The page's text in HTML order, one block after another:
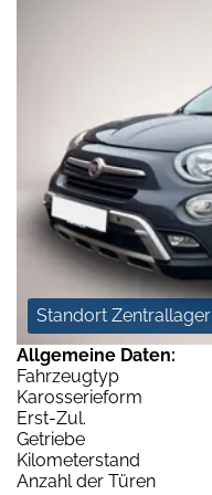
Standort Zentrallager
Allgemeine Daten:
Fahrzeugtyp
Karosserieform
Erst-Zul.
Getriebe
Kilometerstand
Anzahl der Türen